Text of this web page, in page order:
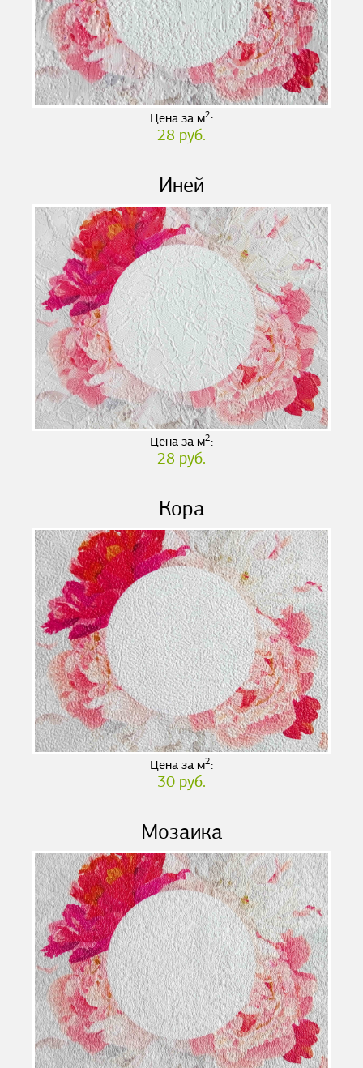
Цена за м2:
28 руб.
Иней
Цена за м2:
28 руб.
Кора
Цена за м2:
30 руб.
Мозаика